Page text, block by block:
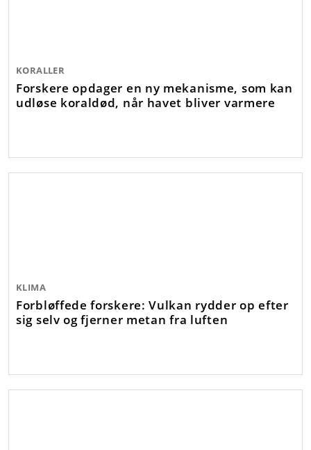
KORALLER
Forskere opdager en ny mekanisme, som kan
udløse koraldød, når havet bliver varmere
KLIMA
Forbløffede forskere: Vulkan rydder op efter
sig selv og fjerner metan fra luften